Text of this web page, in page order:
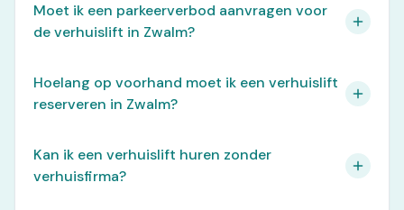
Moet ik een parkeerverbod aanvragen voor
de verhuislift in Zwalm?
Hoelang op voorhand moet ik een verhuislift
reserveren in Zwalm?
Kan ik een verhuislift huren zonder
verhuisfirma?